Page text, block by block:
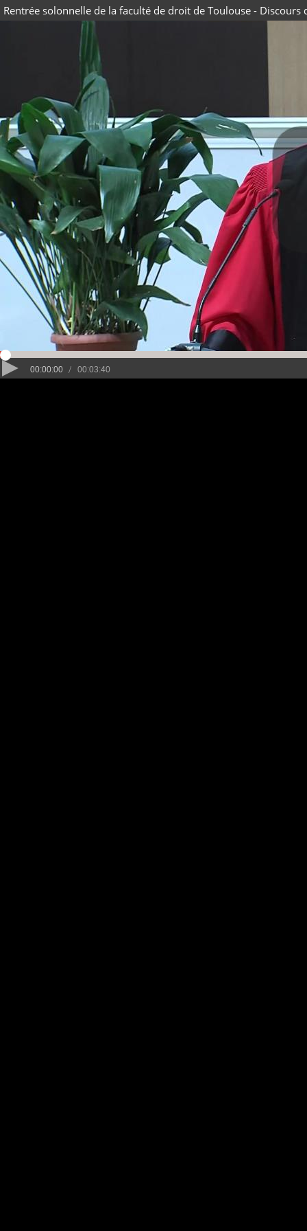
Rentrée solonnelle de la faculté de droit de Toulouse - Discours
00:00:00 / 00:03:40